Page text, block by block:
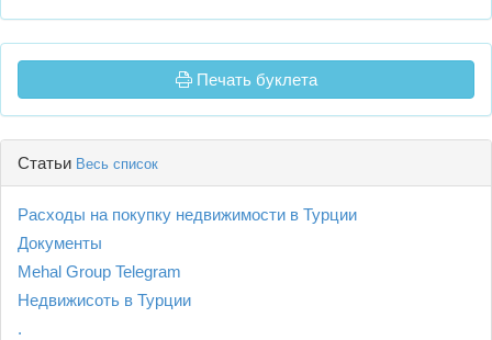
Печать буклета
Статьи Весь список
Расходы на покупку недвижимости в Турции
Документы
Mehal Group Telegram
Недвижисоть в Турции
.